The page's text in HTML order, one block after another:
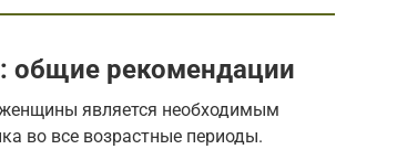
рекомендации
является необходимым
во все возрастные периоды.